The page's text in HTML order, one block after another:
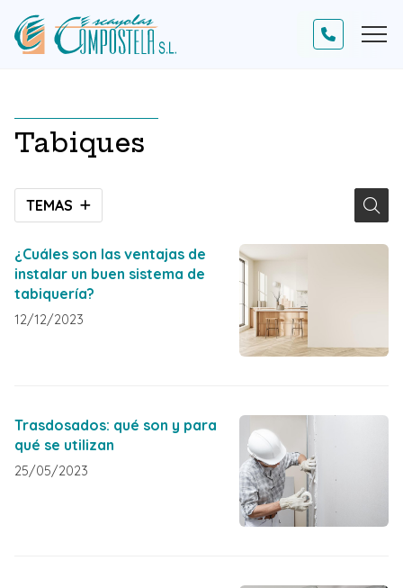
Tabiques
TEMAS
¿Cuáles son las ventajas de
instalar un buen sistema de
tabiquería?
12/12/2023
Trasdosados: qué son y para
qué se utilizan
25/05/2023